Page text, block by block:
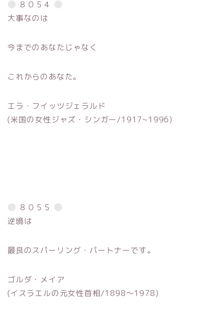
８０５４
大事なのは
今までのあなたじゃなく
これからのあなた。
エラ・フイッツジェラルド
(米国の女性ジャズ・シンガー/1917~1996)
８０５５
逆境は
最良のスパーリング・パートナーです。
ゴルダ・メイア
(イスラエルの元女性首相/1898〜1978)